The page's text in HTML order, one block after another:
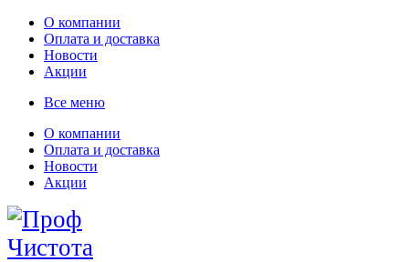
О компании
Оплата и доставка
Новости
Акции
Все меню
О компании
Оплата и доставка
Новости
Акции